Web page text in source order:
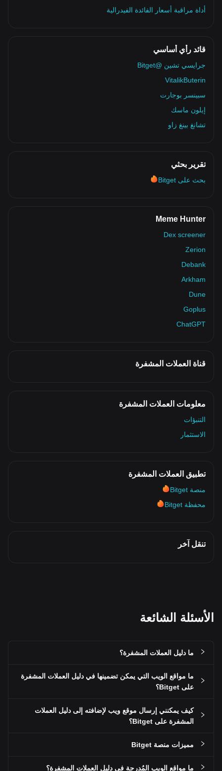
أداة مراقبة أسعار الفائدة الفيدرالية
قائد رأي أساسي
جرايسي تشين @Bitget
VitalikButerin
سبينسر بوجارت
إيلون ماسك
تشانغ بينغ زاو
تقرير بحثي
بحث على Bitget
Meme Hunter
Dex screener
Zerion
Debank
Arkham
Dune
Goplus
ChatGPT
قناة العملات المشفرة
معلومات العملات المشفرة
التنبؤات
الاستثمار
تطبيق العملات المشفرة
منصة Bitget
محفظة Bitget
تنقل آخر
الأسئلة الشائعة
ما دليل العملات المشفرة؟
ما مواقع الويب التي يمكن تضمينها في دليل العملات المشفرة
على Bitget؟
كيف يمكنني إرسال موقع ويب لإضافته إلى دليل العملات
المشفرة على Bitget؟
مميزات منصة Bitget
ما مواقع الويب المُدرجة في دليل العملات المشفرة؟